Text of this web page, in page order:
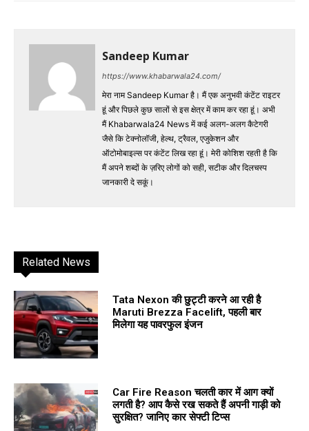
Sandeep Kumar
https://www.khabarwala24.com/
मेरा नाम Sandeep Kumar है। मैं एक अनुभवी कंटेंट राइटर
हूं और पिछले कुछ सालों से इस क्षेत्र में काम कर रहा हूं। अभी
मैं Khabarwala24 News में कई अलग-अलग कैटेगरी
जैसे कि टेक्नोलॉजी, हेल्थ, ट्रैवल, एजुकेशन और
ऑटोमोबाइल्स पर कंटेंट लिख रहा हूं। मेरी कोशिश रहती है कि
मैं अपने शब्दों के ज़रिए लोगों को सही, सटीक और दिलचस्प
जानकारी दे सकूं।
Related News
Tata Nexon की छुट्टी करने आ रही है
Maruti Brezza Facelift, पहली बार
मिलेगा यह पावरफुल इंजन
Car Fire Reason चलती कार में आग क्यों
लगती है? आप कैसे रख सकते हैं अपनी गाड़ी को
सुरक्षित? जानिए कार सेफ्टी टिप्स